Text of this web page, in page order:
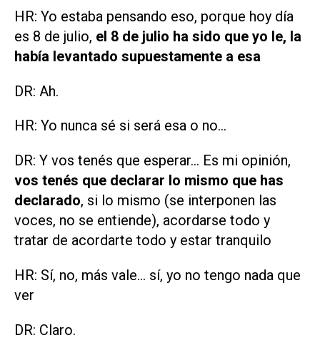
HR: Yo estaba pensando eso, porque hoy día
es 8 de julio, el 8 de julio ha sido que yo le, la
había levantado supuestamente a esa
DR: Ah.
HR: Yo nunca sé si será esa o no...
DR: Y vos tenés que esperar... Es mi opinión,
vos tenés que declarar lo mismo que has
declarado, si lo mismo (se interponen las
voces, no se entiende), acordarse todo y
tratar de acordarte todo y estar tranquilo
HR: Sí, no, más vale... sí, yo no tengo nada que
ver
DR: Claro.